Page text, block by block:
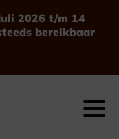
2026 t/m 14
bereikbaar